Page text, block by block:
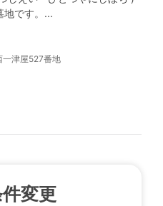
地です。...
一津屋527番地
変更